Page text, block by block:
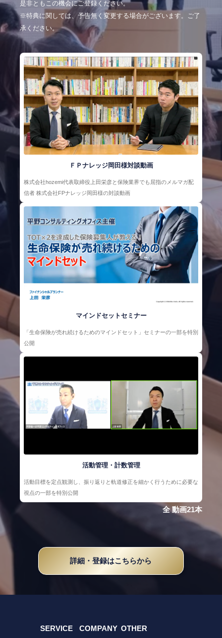
是非ともこの機会にご登録ください。
※特典に関しては、予告無く変更する場合がございます。ご了
承ください。
ＦＰナレッジ岡田様対談動画
株式会社hozemi代表取締役上田栄彦と保険業界でも屈指のメルマガ配
信者 株式会社FPナレッジ岡田様の対談動画
マインドセットセミナー
「生命保険が売れ続けるためのマインドセット」セミナーの一部を特別
公開
活動管理・計数管理
活動目標を定点観測し、振り返りと軌道修正を細かく行うために必要な
視点の一部を特別公開
全 動画21本
詳細・登録はこちらから
SERVICE COMPANY OTHER